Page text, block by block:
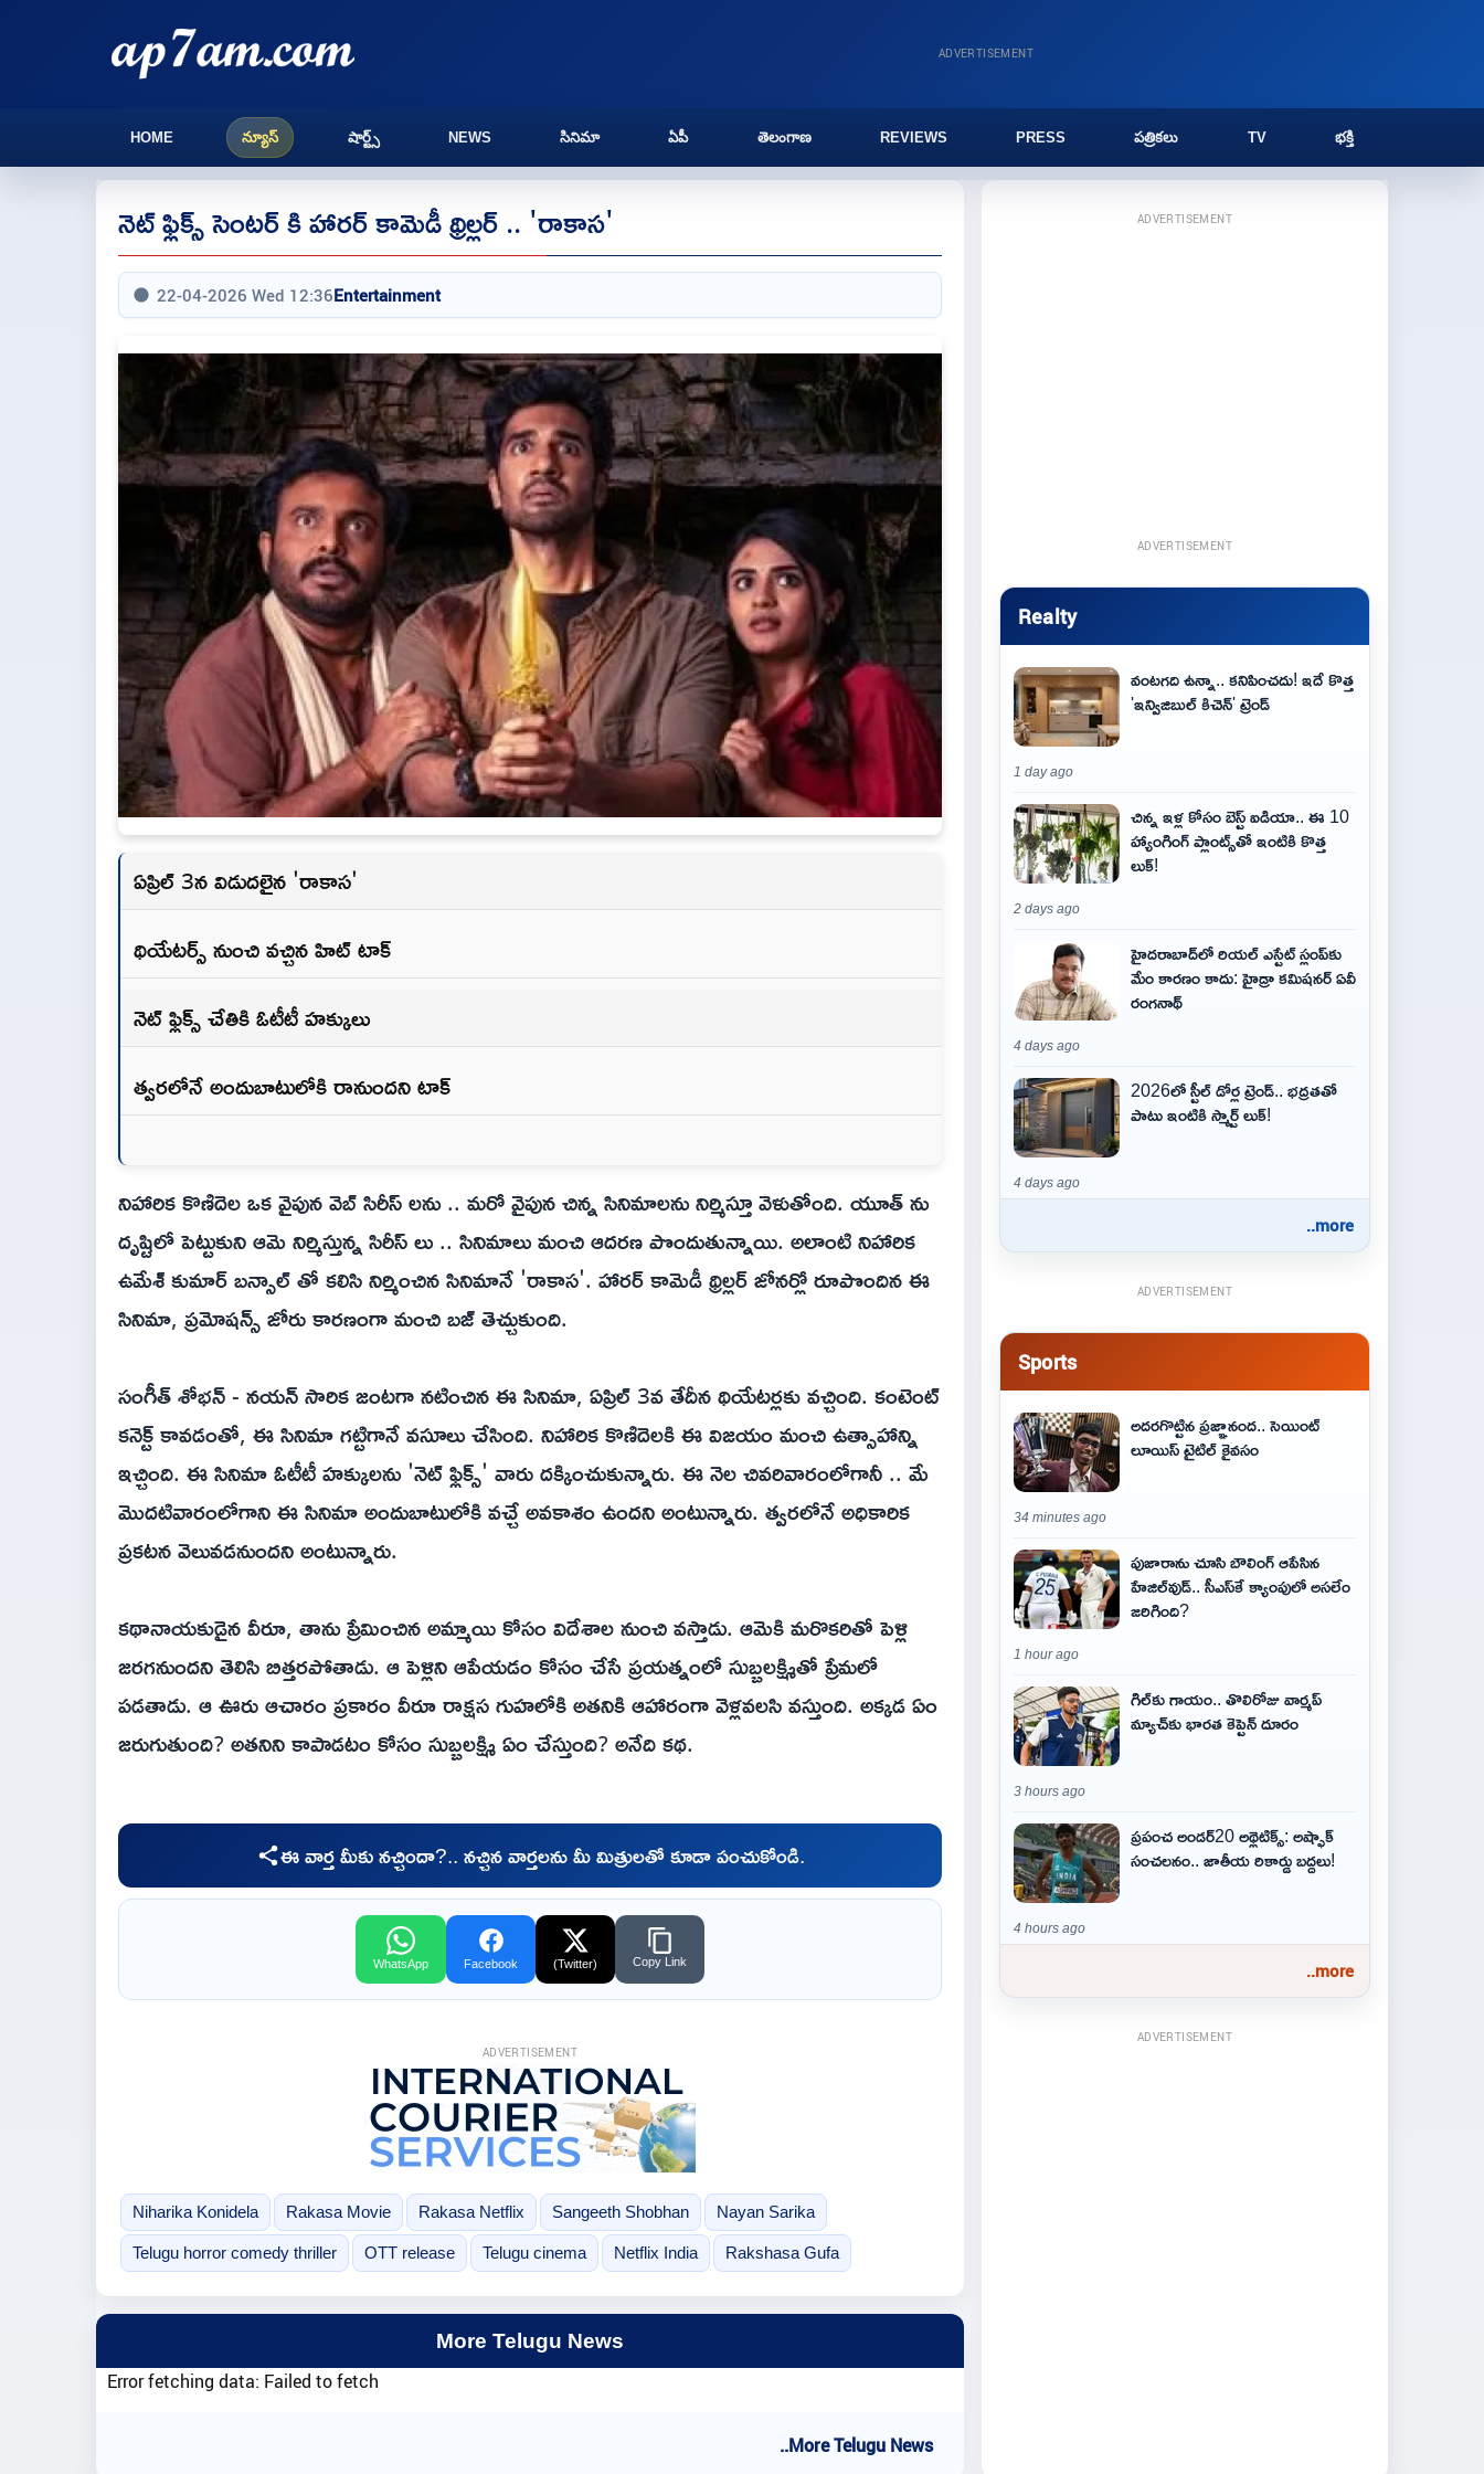
ADVERTISEMENT
HOME న్యూస్ షార్ట్స్ NEWS సినిమా ఏపీ తెలంగాణ REVIEWS PRESS పత్రికలు TV భక్తి
నెట్ ఫ్లిక్స్ సెంటర్ కి హారర్ కామెడీ థ్రిల్లర్ .. 'రాకాస'
22-04-2026 Wed 12:36Entertainment
ఏప్రిల్ 3న విడుదలైన 'రాకాస'
థియేటర్స్ నుంచి వచ్చిన హిట్ టాక్
నెట్ ఫ్లిక్స్ చేతికి ఓటీటీ హక్కులు
త్వరలోనే అందుబాటులోకి రానుందని టాక్
నిహారిక కొణిదెల ఒక వైపున వెబ్ సిరీస్ లను .. మరో వైపున చిన్న సినిమాలను నిర్మిస్తూ వెళుతోంది. యూత్ ను
దృష్టిలో పెట్టుకుని ఆమె నిర్మిస్తున్న సిరీస్ లు .. సినిమాలు మంచి ఆదరణ పొందుతున్నాయి. అలాంటి నిహారిక
ఉమేశ్ కుమార్ బన్సాల్ తో కలిసి నిర్మించిన సినిమానే 'రాకాస'. హారర్ కామెడీ థ్రిల్లర్ జోనర్లో రూపొందిన ఈ
సినిమా, ప్రమోషన్స్ జోరు కారణంగా మంచి బజ్ తెచ్చుకుంది.
సంగీత్ శోభన్ - నయన్ సారిక జంటగా నటించిన ఈ సినిమా, ఏప్రిల్ 3వ తేదీన థియేటర్లకు వచ్చింది. కంటెంట్
కనెక్ట్ కావడంతో, ఈ సినిమా గట్టిగానే వసూలు చేసింది. నిహారిక కొణిదెలకి ఈ విజయం మంచి ఉత్సాహాన్ని
ఇచ్చింది. ఈ సినిమా ఓటీటీ హక్కులను 'నెట్ ఫ్లిక్స్' వారు దక్కించుకున్నారు. ఈ నెల చివరివారంలోగానీ .. మే
మొదటివారంలోగాని ఈ సినిమా అందుబాటులోకి వచ్చే అవకాశం ఉందని అంటున్నారు. త్వరలోనే అధికారిక
ప్రకటన వెలువడనుందని అంటున్నారు.
కథానాయకుడైన వీరూ, తాను ప్రేమించిన అమ్మాయి కోసం విదేశాల నుంచి వస్తాడు. ఆమెకి మరొకరితో పెళ్లి
జరగనుందని తెలిసి బిత్తరపోతాడు. ఆ పెళ్లిని ఆపేయడం కోసం చేసే ప్రయత్నంలో సుబ్బలక్ష్మితో ప్రేమలో
పడతాడు. ఆ ఊరు ఆచారం ప్రకారం వీరూ రాక్షస గుహలోకి అతనికి ఆహారంగా వెళ్లవలసి వస్తుంది. అక్కడ ఏం
జరుగుతుంది? అతనిని కాపాడటం కోసం సుబ్బలక్ష్మి ఏం చేస్తుంది? అనేది కథ.
ఈ వార్త మీకు నచ్చిందా?.. నచ్చిన వార్తలను మీ మిత్రులతో కూడా పంచుకోండి.
WhatsApp Facebook (Twitter) Copy Link
ADVERTISEMENT
Niharika Konidela Rakasa Movie Rakasa Netflix Sangeeth Shobhan Nayan Sarika
Telugu horror comedy thriller OTT release Telugu cinema Netflix India Rakshasa Gufa
More Telugu News
Error fetching data: Failed to fetch
..More Telugu News
ADVERTISEMENT
ADVERTISEMENT
Realty
వంటగది ఉన్నా.. కనిపించదు! ఇదే కొత్త
'ఇన్విజిబుల్ కిచెన్' ట్రెండ్
1 day ago
చిన్న ఇళ్ల కోసం బెస్ట్ ఐడియా.. ఈ 10
హ్యాంగింగ్ ప్లాంట్స్‌తో ఇంటికి కొత్త
లుక్!
2 days ago
హైదరాబాద్‌లో రియల్ ఎస్టేట్ స్లంప్‌కు
మేం కారణం కాదు: హైడ్రా కమిషనర్ ఏవీ
రంగనాథ్
4 days ago
2026లో స్టీల్ డోర్ల ట్రెండ్.. భద్రతతో
పాటు ఇంటికి స్మార్ట్ లుక్!
4 days ago
..more
ADVERTISEMENT
Sports
అదరగొట్టిన ప్రజ్ఞానంద.. సెయింట్‌
లూయిస్ టైటిల్‌ కైవసం
34 minutes ago
పుజారాను చూసి బౌలింగ్ ఆపేసిన
హేజిల్‌వుడ్.. సీఎస్‌కే క్యాంపులో అసలేం
జరిగింది?
1 hour ago
గిల్‌కు గాయం.. తొలిరోజు వార్మప్‌
మ్యాచ్‌కు భారత కెప్టెన్‌ దూరం
3 hours ago
ప్రపంచ అండర్20 అథ్లెటిక్స్: అష్ఫాక్
సంచలనం.. జాతీయ రికార్డు బద్దలు!
4 hours ago
..more
ADVERTISEMENT